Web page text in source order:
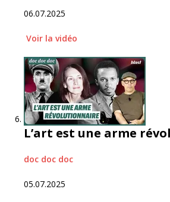
06.07.2025
Voir la vidéo
L’art est une arme
doc doc doc
05.07.2025